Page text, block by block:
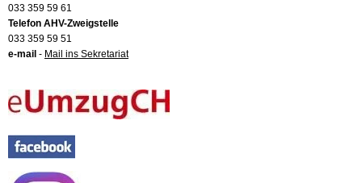
033 359 59 61
Telefon AHV-Zweigstelle
033 359 59 51
e-mail - Mail ins Sekretariat